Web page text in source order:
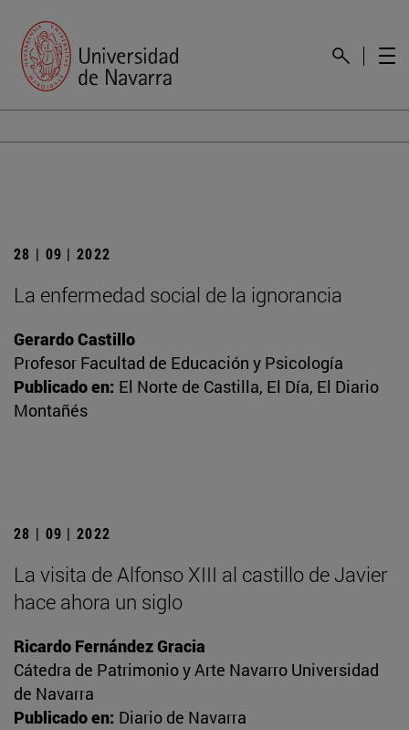
28 | 09 | 2022
La enfermedad social de la ignorancia
Gerardo Castillo
Profesor Facultad de Educación y Psicología
Publicado en: El Norte de Castilla, El Día, El Diario
Montañés
28 | 09 | 2022
La visita de Alfonso XIII al castillo de Javier
hace ahora un siglo
Ricardo Fernández Gracia
Cátedra de Patrimonio y Arte Navarro Universidad
de Navarra
Publicado en: Diario de Navarra